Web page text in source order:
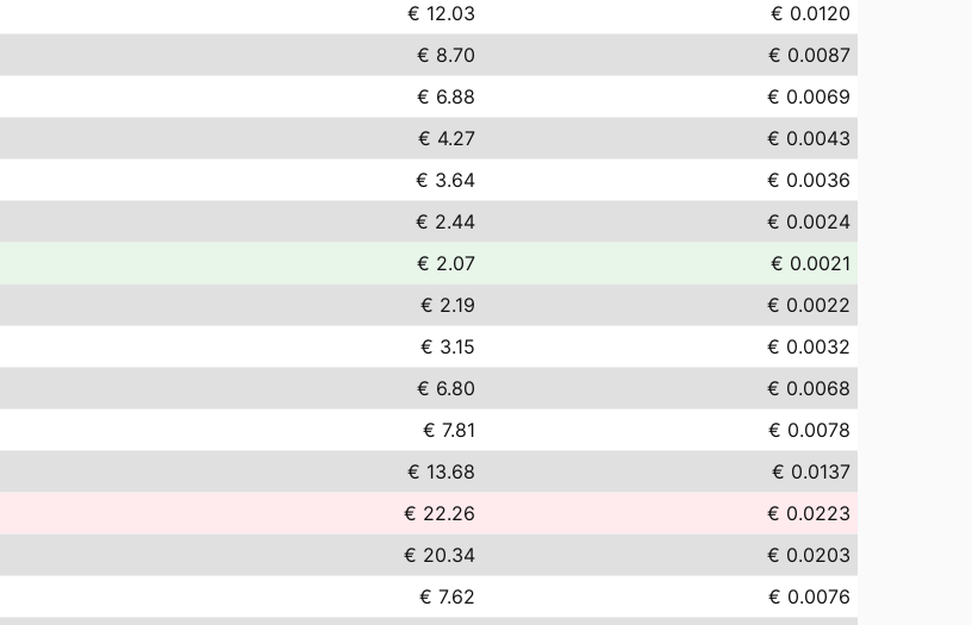
€ 12.03
€ 0.0120
€ 8.70
€ 0.0087
€ 6.88
€ 0.0069
€ 4.27
€ 0.0043
€ 3.64
€ 0.0036
€ 2.44
€ 0.0024
€ 2.07
€ 0.0021
€ 2.19
€ 0.0022
€ 3.15
€ 0.0032
€ 6.80
€ 0.0068
€ 7.81
€ 0.0078
€ 13.68
€ 0.0137
€ 22.26
€ 0.0223
€ 20.34
€ 0.0203
€ 7.62
€ 0.0076